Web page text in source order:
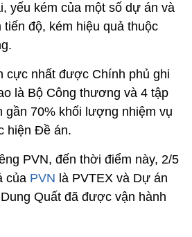
yếu kém của một số dự án và
độ, kém hiệu quả thuộc
cực nhất được Chính phủ ghi
là Bộ Công thương và 4 tập
gần 70% khối lượng nhiệm vụ
hiện Đề án.
PVN, đến thời điểm này, 2/5
của PVN là PVTEX và Dự án
Quất đã được vận hành